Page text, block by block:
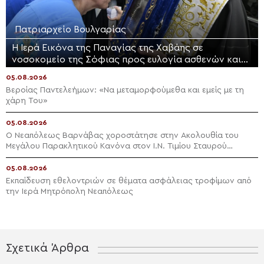
Πατριαρχείο Βουλγαρίας
Η Ιερά Εικόνα της Παναγίας της Χαβάης σε
νοσοκομείο της Σόφιας προς ευλογία ασθενών και
05.08.2026
Βεροίας Παντελεήμων: «Nα μεταμορφούμεθα και εμείς με τη
χάρη Του»
05.08.2026
Ο Νεαπόλεως Βαρνάβας χοροστάτησε στην Ακολουθία του
Μεγάλου Παρακλητικού Κανόνα στον Ι.Ν. Τιμίου Σταυρού
Διαλογής
05.08.2026
Εκπαίδευση εθελοντριών σε θέματα ασφάλειας τροφίμων από
την Ιερά Μητρόπολη Νεαπόλεως
Σχετικά Άρθρα